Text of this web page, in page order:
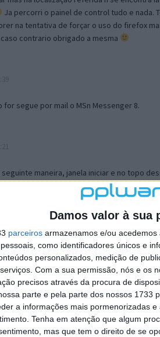
Damos valor à sua
parceiros armazenamos e/ou
como identificadores únicos e
personalizados, medição de
Com a sua permissão, nós e os
precisos através da procura de
parte e pela parte dos nossos 1733
a informações mais pormenorizadas
Tenha em atenção que algum
mas que tem o direito de se
Ja percorri o painel de control tudo e nada.
na tentativa de forçar o uso do firefox
contrario obrigado a mesma
for segue por mail o MSn Messenger 8.
maneira, janela iniciar e no topo
separador Menu ‘Iniciar’ clica no botão
escolheres o Browser com que queres
ao teu Firefox e nas ferramentas ou tools
e logo perto do fim encontras um local
é o browser predefinido.